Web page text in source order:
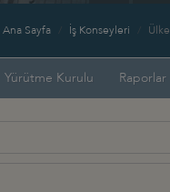
Ana Sayfa İş Konseyleri
Yürütme Kurulu Raporlar